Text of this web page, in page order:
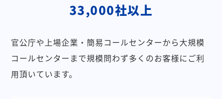
33,000社以上
官公庁や上場企業・簡易コールセンターから大規模
コールセンターまで規模問わず多くのお客様にご利
用頂いています。